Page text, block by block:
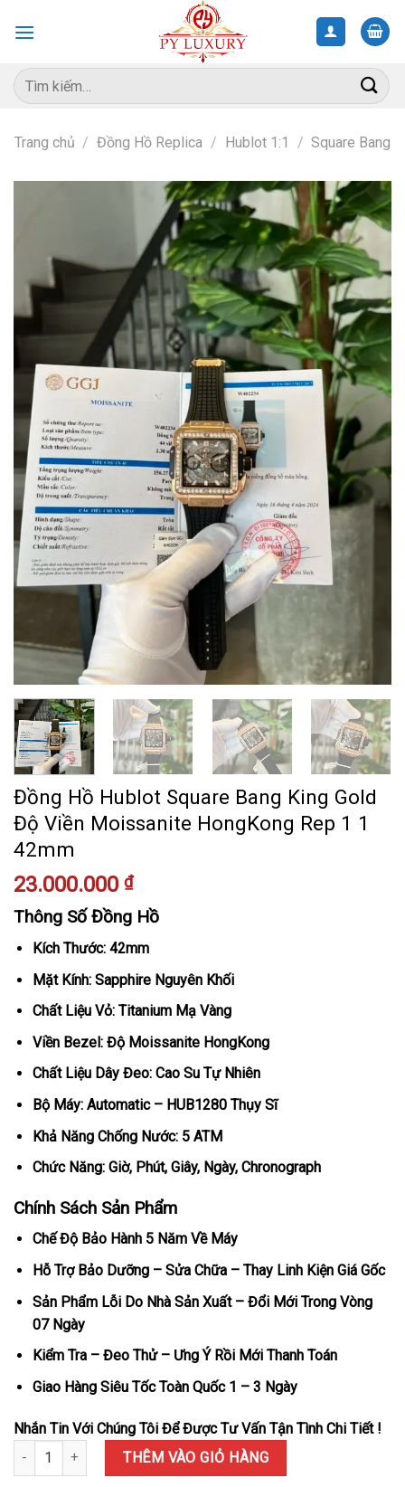
Tìm
kiếm:
Trang chủ / Đồng Hồ Replica / Hublot 1:1 / Square Bang
Đồng Hồ Hublot Square Bang King Gold
Độ Viền Moissanite HongKong Rep 1 1
42mm
23.000.000 ₫
Thông Số Đồng Hồ
Kích Thước: 42mm
Mặt Kính: Sapphire Nguyên Khối
Chất Liệu Vỏ: Titanium Mạ Vàng
Viền Bezel: Độ Moissanite HongKong
Chất Liệu Dây Đeo: Cao Su Tự Nhiên
Bộ Máy: Automatic – HUB1280 Thụy Sĩ
Khả Năng Chống Nước: 5 ATM
Chức Năng: Giờ, Phút, Giây, Ngày, Chronograph
Chính Sách Sản Phẩm
Chế Độ Bảo Hành 5 Năm Về Máy
Hỗ Trợ Bảo Dưỡng – Sửa Chữa – Thay Linh Kiện Giá Gốc
Sản Phẩm Lỗi Do Nhà Sản Xuất – Đổi Mới Trong Vòng
07 Ngày
Kiểm Tra – Đeo Thử – Ưng Ý Rồi Mới Thanh Toán
Giao Hàng Siêu Tốc Toàn Quốc 1 – 3 Ngày
Nhắn Tin Với Chúng Tôi Để Được Tư Vấn Tận Tình Chi Tiết !
Đồng Hồ Hublot Square Bang King Gold Độ Viền Moissanite
THÊM VÀO GIỎ HÀNG